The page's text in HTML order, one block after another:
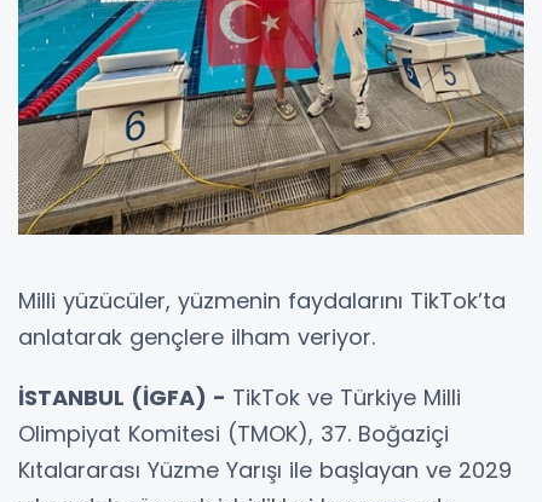
Milli yüzücüler, yüzmenin faydalarını TikTok’ta
anlatarak gençlere ilham veriyor.
İSTANBUL (İGFA) - TikTok ve Türkiye Milli
Olimpiyat Komitesi (TMOK), 37. Boğaziçi
Kıtalararası Yüzme Yarışı ile başlayan ve 2029